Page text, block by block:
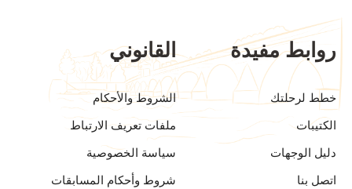
روابط مفيدة
خطط لرحلتك
الكتيبات
دليل الوجهات
اتصل بنا
القانوني
الشروط والأحكام
ملفات تعريف الارتباط
سياسة الخصوصية
شروط وأحكام المسابقات